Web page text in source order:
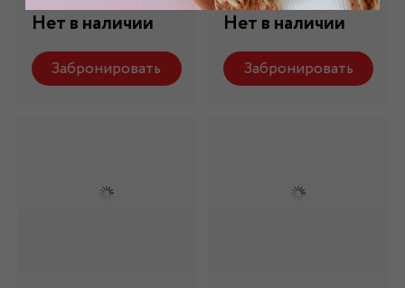
Нет в наличии
Забронировать
Нет в наличии
Забронировать